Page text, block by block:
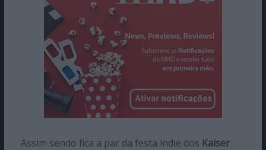
Assim sendo fica a par da festa indie dos Kaiser